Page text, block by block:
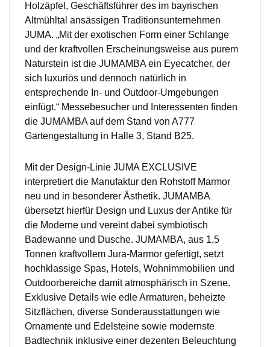
Holzäpfel, Geschäftsführer des im bayrischen
Altmühltal ansässigen Traditionsunternehmen
JUMA. „Mit der exotischen Form einer Schlange
und der kraftvollen Erscheinungsweise aus purem
Naturstein ist die JUMAMBA ein Eyecatcher, der
sich luxuriös und dennoch natürlich in
entsprechende In- und Outdoor-Umgebungen
einfügt.“ Messebesucher und Interessenten finden
die JUMAMBA auf dem Stand von A777
Gartengestaltung in Halle 3, Stand B25.
Mit der Design-Linie JUMA EXCLUSIVE
interpretiert die Manufaktur den Rohstoff Marmor
neu und in besonderer Ästhetik. JUMAMBA
übersetzt hierfür Design und Luxus der Antike für
die Moderne und vereint dabei symbiotisch
Badewanne und Dusche. JUMAMBA, aus 1,5
Tonnen kraftvollem Jura-Marmor gefertigt, setzt
hochklassige Spas, Hotels, Wohnimmobilien und
Outdoorbereiche damit atmosphärisch in Szene.
Exklusive Details wie edle Armaturen, beheizte
Sitzflächen, diverse Sonderausstattungen wie
Ornamente und Edelsteine sowie modernste
Badtechnik inklusive einer dezenten Beleuchtung